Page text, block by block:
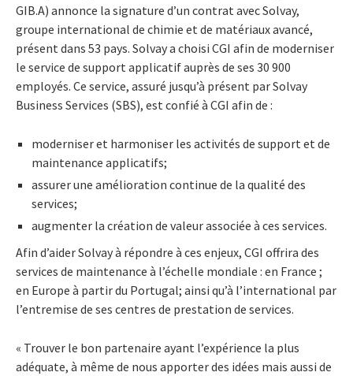
GIB.A) annonce la signature d’un contrat avec Solvay,
groupe international de chimie et de matériaux avancé,
présent dans 53 pays. Solvay a choisi CGI afin de moderniser
le service de support applicatif auprès de ses 30 900
employés. Ce service, assuré jusqu’à présent par Solvay
Business Services (SBS), est confié à CGI afin de :
moderniser et harmoniser les activités de support et de
maintenance applicatifs;
assurer une amélioration continue de la qualité des
services;
augmenter la création de valeur associée à ces services.
Afin d’aider Solvay à répondre à ces enjeux, CGI offrira des
services de maintenance à l’échelle mondiale : en France ;
en Europe à partir du Portugal; ainsi qu’à l’international par
l’entremise de ses centres de prestation de services.
« Trouver le bon partenaire ayant l’expérience la plus
adéquate, à même de nous apporter des idées mais aussi de